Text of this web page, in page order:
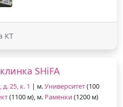
КТ
SHiFA
25, к. 1 | м.Университет(100
(1100 м), м. Раменки (1200 м)